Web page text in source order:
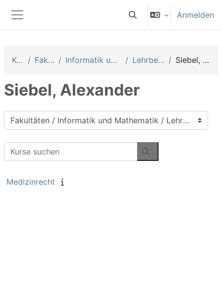
Website-Übersicht
Sucheingabe umschalten
Anmelden
Kurse Fakultäten Informatik und Mathematik Lehrbeauftragte Siebel, Alexander
Siebel, Alexander
Kursbereiche
Kurse suchen
Kurse suchen
Medizinrecht